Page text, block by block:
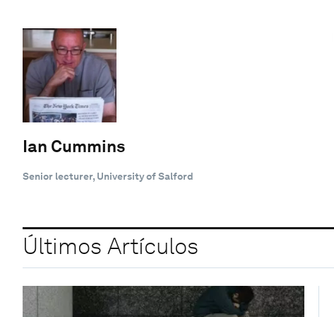
Ian Cummins
Senior lecturer, University of Salford
Últimos Artículos